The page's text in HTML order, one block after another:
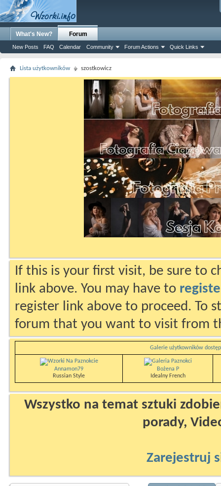
What's New? Forum
New Posts FAQ Calendar Community Forum Actions Quick Links
Lista użytkowników szostkowicz
If this is your first visit, be sure to
link above. You may have to
register link above to proceed. To
forum that you want to visit from
Galerie użytkowników
Annamon79
Russian Style
Bożena P
Idealny French
Wszystko na temat sztuki
porady,
Zarejestruj